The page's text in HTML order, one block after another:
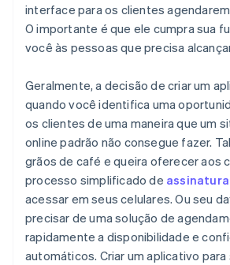
interface para os clientes
O importante é que ele cumpra sua
você às pessoas que precisa
Geralmente, a decisão de criar um
quando você identifica uma
os clientes de uma maneira que um
online padrão não consegue fazer.
grãos de café e queira oferecer aos
processo simplificado de assinatura
acessar em seus celulares. Ou seu
precisar de uma solução de
rapidamente a disponibilidade e
automáticos. Criar um aplicativo